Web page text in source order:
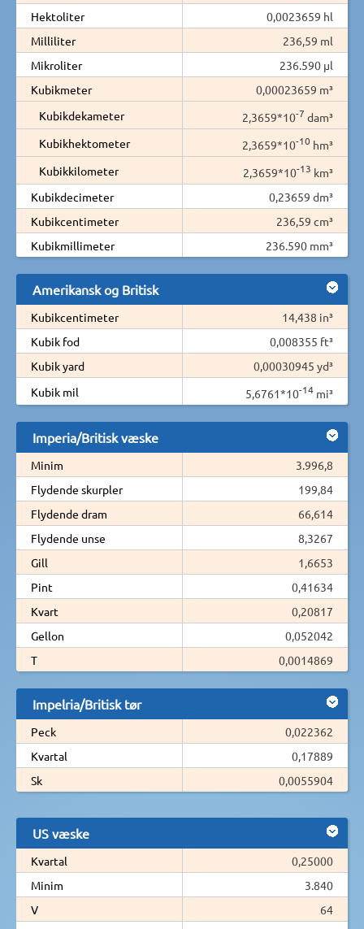
Hektoliter
0,0023659 hl
Milliliter
236,59 ml
Mikroliter
236.590 µl
Kubikmeter
0,00023659 m³
Kubikdekameter
2,3659*10-7 dam³
Kubikhektometer
2,3659*10-10 hm³
Kubikkilometer
2,3659*10-13 km³
Kubikdecimeter
0,23659 dm³
Kubikcentimeter
236,59 cm³
Kubikmillimeter
236.590 mm³
Amerikansk og Britisk
Kubikcentimeter
14,438 in³
Kubik fod
0,008355 ft³
Kubik yard
0,00030945 yd³
Kubik mil
5,6761*10-14 mi³
Imperia/Britisk væske
Minim
3.996,8
Flydende skurpler
199,84
Flydende dram
66,614
Flydende unse
8,3267
Gill
1,6653
Pint
0,41634
Kvart
0,20817
Gellon
0,052042
T
0,0014869
Impelria/Britisk tør
Peck
0,022362
Kvartal
0,17889
Sk
0,0055904
US væske
Kvartal
0,25000
Minim
3.840
V
64